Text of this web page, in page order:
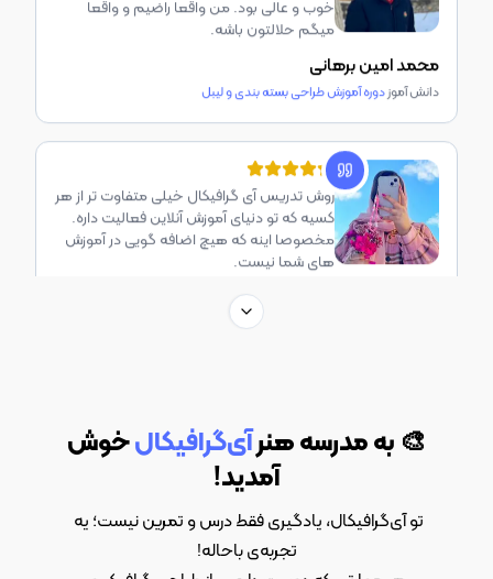
مخصوصا اینه که هیچ اضافه گویی در آموزش
های شما نیست.
میترا امین زاده
دانش آموزدوره جامع نرم افزار ادوبی ایلوستریتور
پک جامع آموزشتون در عین سادگی و بیان شیوا
بسیار دقیق و کاربردی بود. بسیار راضی هستم از
خرید و وقت گذاشتن برای این دوره
دوره جامع نرم افزار ادوبی فتوشاپ
مجموعه علمی-آموزشی آی گرافیکال همیشه
سپاسگذار صداقت و وجدان کاری شما هستم.
کیانا بذرافشان
دوره طراحی کارت ویزیت برش خاص و معمول
Next slide
🎨 به مدرسه هنرآی‌گرافیکالخوش
آمدید!